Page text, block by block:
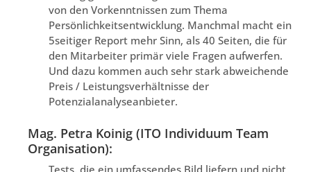
von den Vorkenntnissen zum Thema
Persönlichkeitsentwicklung. Manchmal macht ein
5seitiger Report mehr Sinn, als 40 Seiten, die für
den Mitarbeiter primär viele Fragen aufwerfen.
Und dazu kommen auch sehr stark abweichende
Preis / Leistungsverhältnisse der
Potenzialanalyseanbieter.
Mag. Petra Koinig (ITO Individuum Team
Organisation):